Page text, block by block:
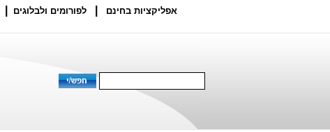
אפליקציות בחינם לפורומים ולבלוגים